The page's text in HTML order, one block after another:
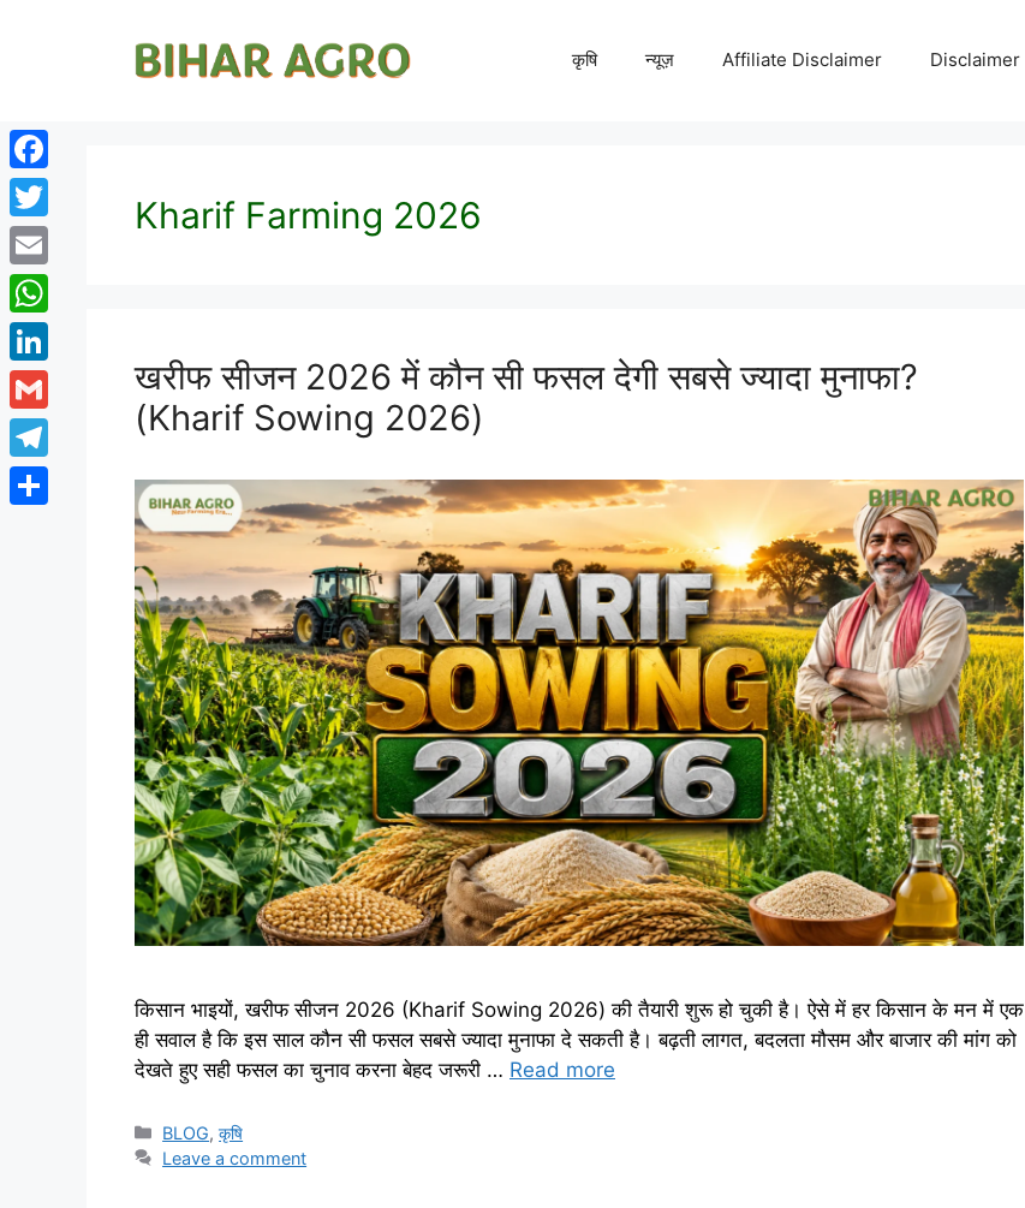
कृषि न्यूज़ Affiliate Disclaimer Disclaimer
Kharif Farming 2026
खरीफ सीजन 2026 में कौन सी फसल देगी सबसे ज्यादा मुनाफा?
(Kharif Sowing 2026)
किसान भाइयों, खरीफ सीजन 2026 (Kharif Sowing 2026) की तैयारी शुरू हो चुकी है। ऐसे में हर किसान के मन में एक
ही सवाल है कि इस साल कौन सी फसल सबसे ज्यादा मुनाफा दे सकती है। बढ़ती लागत, बदलता मौसम और बाजार की मांग को
देखते हुए सही फसल का चुनाव करना बेहद जरूरी … Read more
BLOG,कृषि
Leave a comment
Facebook
Twitter
Email
WhatsApp
LinkedIn
Gmail
Telegram